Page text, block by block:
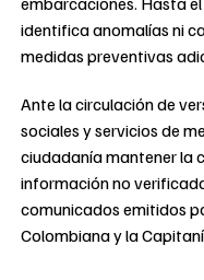
identifica anomalías ni
medidas preventivas
Ante la circulación de
sociales y servicios de
ciudadanía mantener la
información no
comunicados emitidos
Colombiana y la